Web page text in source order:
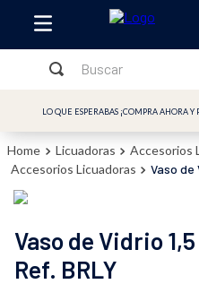
Buscar
LO QUE ESPERABAS ¡COMPRA AHORA Y
Licuadoras
Accesorios
Accesorios Licuadoras
Vaso de
Vaso de Vidrio
Ref. BRLY
TÉRMINOS MÁS BUSCADOS
2.
freidora
3.